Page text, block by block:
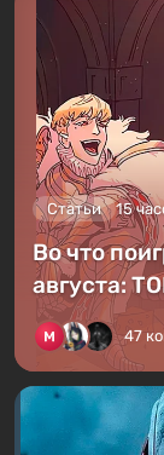
Статьи 15
Во что
августа:
47